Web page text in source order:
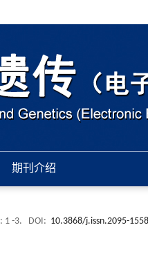
期刊介绍
: 1 -3. DOI: 10.3868/j.issn.2095-